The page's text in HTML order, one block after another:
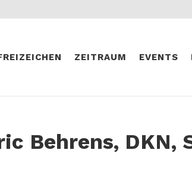
ZEITRAUM EVENTS
Behrens, DKN,